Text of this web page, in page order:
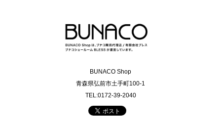
BUNACO Shop
青森県弘前市土手町100-1
TEL:0172-39-2040